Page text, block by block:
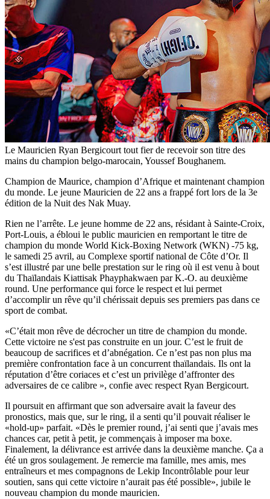
Le Mauricien Ryan Bergicourt tout fier de recevoir son titre des
mains du champion belgo-marocain, Youssef Boughanem.
Champion de Maurice, champion d’Afrique et maintenant champion
du monde. Le jeune Mauricien de 22 ans a frappé fort lors de la 3e
édition de la Nuit des Nak Muay.
Rien ne l’arrête. Le jeune homme de 22 ans, résidant à Sainte-Croix,
Port-Louis, a ébloui le public mauricien en remportant le titre de
champion du monde World Kick-Boxing Network (WKN) -75 kg,
le samedi 25 avril, au Complexe sportif national de Côte d’Or. Il
s’est illustré par une belle prestation sur le ring où il est venu à bout
du Thaïlandais Kiattisak Phayphakwaen par K.-O. au deuxième
round. Une performance qui force le respect et lui permet
d’accomplir un rêve qu’il chérissait depuis ses premiers pas dans ce
sport de combat.
«C’était mon rêve de décrocher un titre de champion du monde.
Cette victoire ne s'est pas construite en un jour. C’est le fruit de
beaucoup de sacrifices et d’abnégation. Ce n’est pas non plus ma
première confrontation face à un concurrent thaïlandais. Ils ont la
réputation d’être coriaces et c’est un privilège d’affronter des
adversaires de ce calibre », confie avec respect Ryan Bergicourt.
Il poursuit en affirmant que son adversaire avait la faveur des
pronostics, mais que, sur le ring, il a senti qu’il pouvait réaliser le
«hold-up» parfait. «Dès le premier round, j’ai senti que j’avais mes
chances car, petit à petit, je commençais à imposer ma boxe.
Finalement, la délivrance est arrivée dans la deuxième manche. Ça a
été un gros soulagement. Je remercie ma famille, mes amis, mes
entraîneurs et mes compagnons de Lekip Incontrôlable pour leur
soutien, sans qui cette victoire n’aurait pas été possible», jubile le
nouveau champion du monde mauricien.